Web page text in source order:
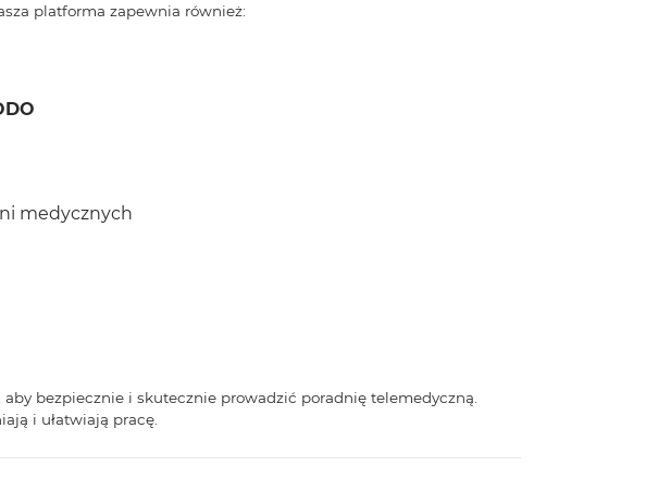
platforma zapewnia również:
medycznych
bezpiecznie i skutecznie prowadzić poradnię telemedyczną.
i ułatwiają pracę.